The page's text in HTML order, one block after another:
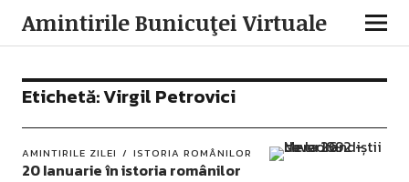
Amintirile Bunicuţei Virtuale
Etichetă:Virgil Petrovici
AMINTIRILE ZILEI ISTORIA ROMÂNILOR
20 Ianuarie în istoria românilor